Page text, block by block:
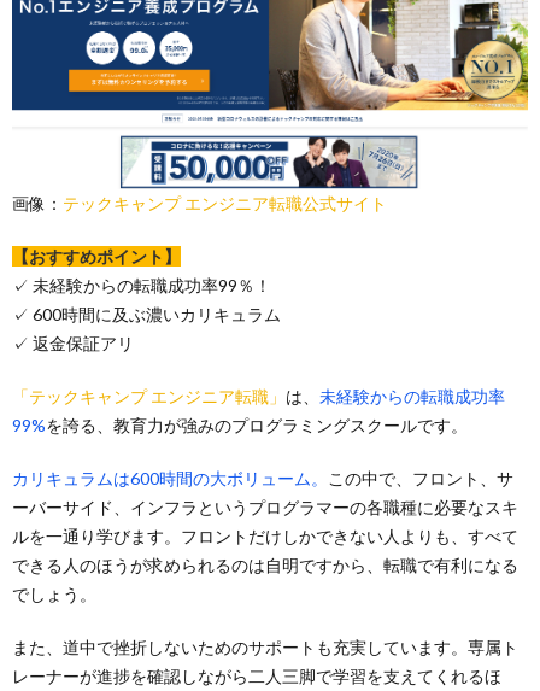
画像： テックキャンプ エンジニア転職公式サイト
【おすすめポイント】
✓ 未経験からの転職成功率99％！
✓ 600時間に及ぶ濃いカリキュラム
✓ 返金保証アリ
「テックキャンプ エンジニア転職」 は、 未経験からの転職成功率
99%を誇る、教育力が強みのプログラミングスクールです。
カリキュラムは600時間の大ボリューム。
この中で、フロント、サ
ーバーサイド、インフラというプログラマーの各職種に必要なスキ
ルを一通り学びます。フロントだけしかできない人よりも、すべて
できる人のほうが求められるのは自明ですから、転職で有利になる
でしょう。
また、道中で挫折しないためのサポートも充実しています。専属ト
レーナーが進捗を確認しながら二人三脚で学習を支えてくれるほ